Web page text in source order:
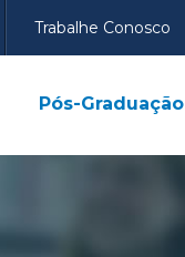
Trabalhe Conosco
Pós-Graduação